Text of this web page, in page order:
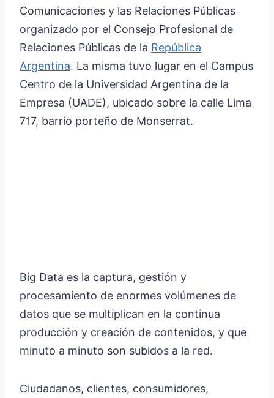
Comunicaciones y las Relaciones Públicas
organizado por el Consejo Profesional de
Relaciones Públicas de la República
Argentina. La misma tuvo lugar en el Campus
Centro de la Universidad Argentina de la
Empresa (UADE), ubicado sobre la calle Lima
717, barrio porteño de Monserrat.
Big Data es la captura, gestión y
procesamiento de enormes volúmenes de
datos que se multiplican en la continua
producción y creación de contenidos, y que
minuto a minuto son subidos a la red.
Ciudadanos, clientes, consumidores,